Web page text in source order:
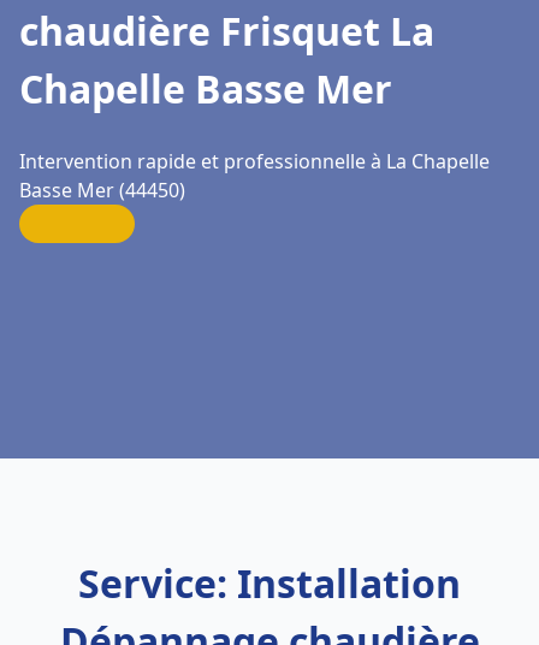
chaudière Frisquet La
Chapelle Basse Mer
Intervention rapide et professionnelle à La Chapelle
Basse Mer (44450)
Service: Installation